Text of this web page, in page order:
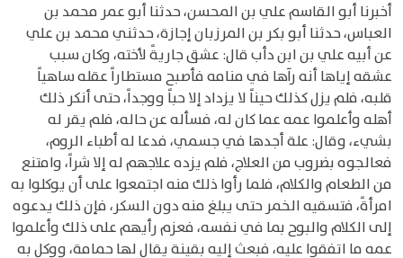
أخبرنا أبو القاسم علي بن المحسن، حدثنا أبو عمر محمد بن
العباس، حدثنا أبو بكر بن المرزبان إجازة، حدثني محمد بن علي
عن أبيه علي بن ابن دأب قال: عشق جاريةً لأخته، وكان سبب
عشقه إياها أنه رآها في منامه فأصبح مستطاراً عقله ساهياً
قلبه، فلم يزل كذلك حيناً لا يزداد إلا حباً ووجداً، حتى أنكر ذلك
أهله وأعلموا عمه عما كان له، فسأله عن حاله، فلم يقر له
بشيء، وقال: علة أجدها في جسمي، فدعا له أطباء الروم،
فعالجوه بضروب من العلاج، فلم يزده علاجهم له إلا شراً، وامتنع
من الطعام والكلام، فلما رأوا ذلك منه اجتمعوا على أن يوكلوا به
امرأةً، فتسقيه الخمر حتى يبلغ منه دون السكر، فإن ذلك يدعوه
إلى الكلام والبوح بما في نفسه، فعزم رأيهم على ذلك وأعلموا
عمه ما اتفقوا عليه، فبعث إليه بقينة يقال لها حمامة، ووكل به